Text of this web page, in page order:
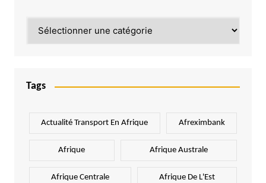
Tags
Actualité Transport En Afrique Afreximbank
Afrique Afrique Australe
Afrique Centrale Afrique De L'Est